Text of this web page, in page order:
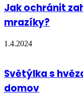
Jak ochránit
mrazíky?
1.4.2024
Světýlka s
domov